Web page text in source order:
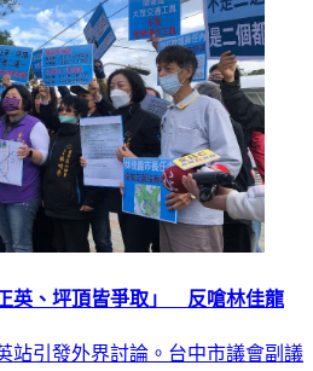
英、坪頂皆爭取」 反嗆林佳龍
站引發外界討論。台中市議會副議